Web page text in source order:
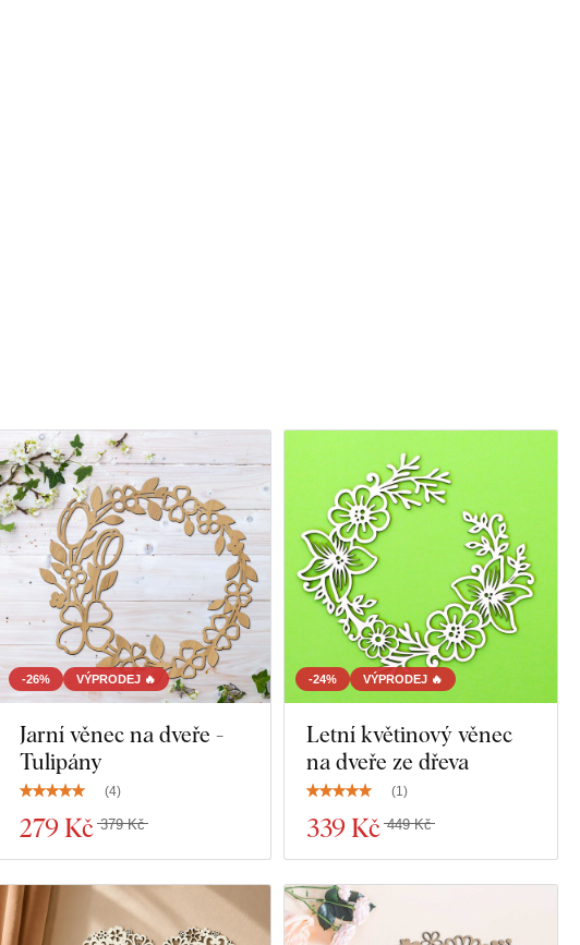
-26% VÝPRODEJ 🔥
Jarní věnec na dveře -
Tulipány
(4)
279 Kč 379 Kč
-24% VÝPRODEJ 🔥
Letní květinový věnec
na dveře ze dřeva
(1 )
339 Kč 449 Kč